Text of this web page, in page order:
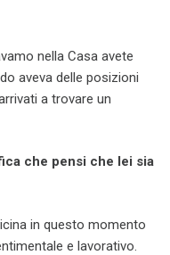
nella Casa avete
aveva delle posizioni
a trovare un
che pensi che lei sia
in questo momento
e lavorativo.